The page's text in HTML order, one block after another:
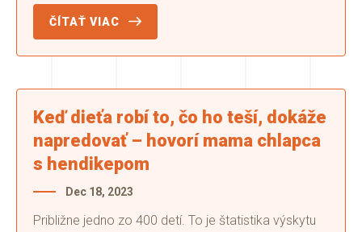
ČÍTAŤ VIAC
Keď dieťa robí to, čo ho teší, dokáže
napredovať – hovorí mama chlapca
s hendikepom
Dec 18, 2023
Približne jedno zo 400 detí. To je štatistika výskytu